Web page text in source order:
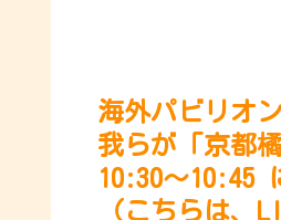
海外パビリオ
我らが「京都
10:30～10:45
（こちらは